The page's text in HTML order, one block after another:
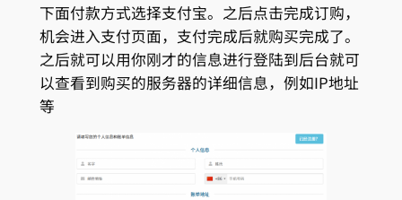
下面付款方式选择支付宝。之后点击完成订购，
机会进入支付页面，支付完成后就购买完成了。
之后就可以用你刚才的信息进行登陆到后台就可
以查看到购买的服务器的详细信息，例如IP地址
等